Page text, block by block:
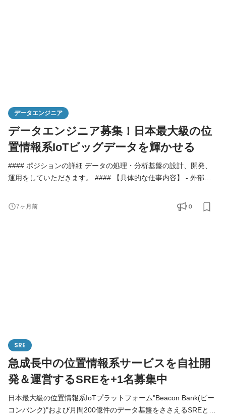
データエンジニア
データエンジニア募集！日本最大級の位
置情報系IoTビッグデータを輝かせる
#### ポジションの詳細 データの処理・分析基盤の設計、開発、
運用をしていただきます。 #### 【具体的な仕事内容】 - 外部と
様や処理のスキームについて要件を議論し決める。 - AWS S3,
Google Cloud Storage, Google Drive と言った各種ストレージと
7ヶ月前 0
SRE
急成長中の位置情報系サービスを自社開
発＆運営するSREを+1名募集中
日本最大級の位置情報系IoTプラットフォーム"Beacon Bank(ビー
コンバンク)"および月間200億件のデータ基盤をささえるSREとし